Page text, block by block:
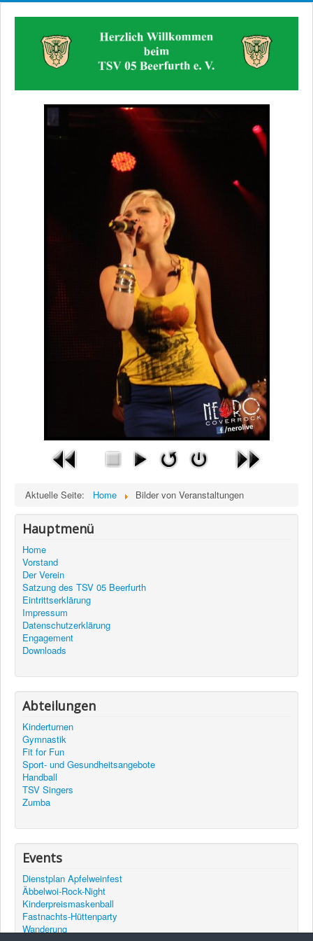
Aktuelle Seite: Home Bilder von Veranstaltungen
Hauptmenü
Home
Vorstand
Der Verein
Satzung des TSV 05 Beerfurth
Eintrittserklärung
Impressum
Datenschutzerklärung
Engagement
Downloads
Abteilungen
Kinderturnen
Gymnastik
Fit for Fun
Sport- und Gesundheitsangebote
Handball
TSV Singers
Zumba
Events
Dienstplan Apfelweinfest
Äbbelwoi-Rock-Night
Kinderpreismaskenball
Fastnachts-Hüttenparty
Wanderung